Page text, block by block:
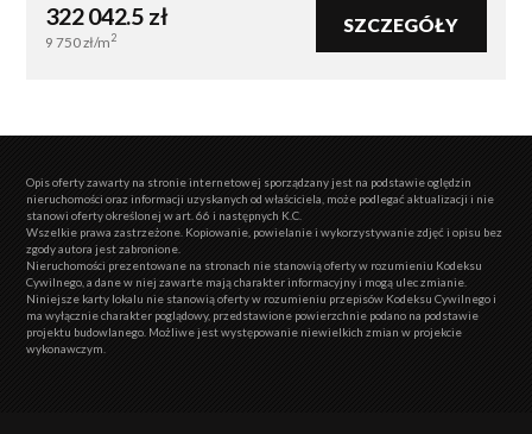
322 042.5 zł
9 750zł/m2
SZCZEGÓŁY
Opis oferty zawarty na stronie internetowej sporządzany jest na podstawie oględzin
nieruchomości oraz informacji uzyskanych od właściciela, może podlegać aktualizacji i nie
stanowi oferty określonej w art. 66 i następnych K.C.
Wszelkie prawa zastrzeżone. Kopiowanie, powielanie i wykorzystywanie zdjęć i opisu bez
zgody autora jest zabronione.
Nieruchomości prezentowane na stronach nie stanowią oferty w rozumieniu Kodeksu
Cywilnego, a dane w niej zawarte mają charakter informacyjny i mogą ulec zmianie.
Niniejsze karty lokalu nie stanowią oferty w rozumieniu przepisów Kodeksu Cywilnego i
ma wyłącznie charakter poglądowy, przedstawione powierzchnie podano na podstawie
projektu budowlanego. Możliwe jest występowanie niewielkich zmian w projekcie
wykonawczym.